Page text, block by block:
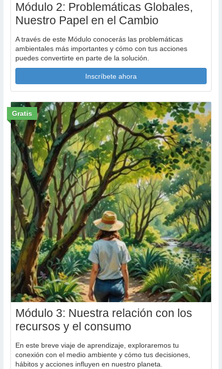
Módulo 2: Problemáticas Globales,
Nuestro Papel en el Cambio
A través de este Módulo conocerás las problemáticas
ambientales más importantes y cómo con tus acciones
puedes convertirte en parte de la solución.
Inscríbete ahora
Gratis
Módulo 3: Nuestra relación con los
recursos y el consumo
En este breve viaje de aprendizaje, exploraremos tu
conexión con el medio ambiente y cómo tus decisiones,
hábitos y acciones influyen en nuestro planeta.